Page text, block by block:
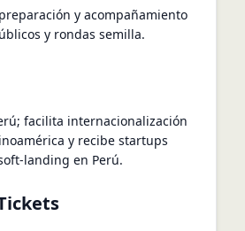
y acompañamiento
y rondas semilla.
facilita internacionalización
y recibe startups
landing en Perú.